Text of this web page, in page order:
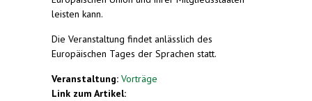
leisten kann.
Die Veranstaltung findet anlässlich des
Europäischen Tages der Sprachen statt.
Veranstaltung: Vorträge
Link zum Artikel: